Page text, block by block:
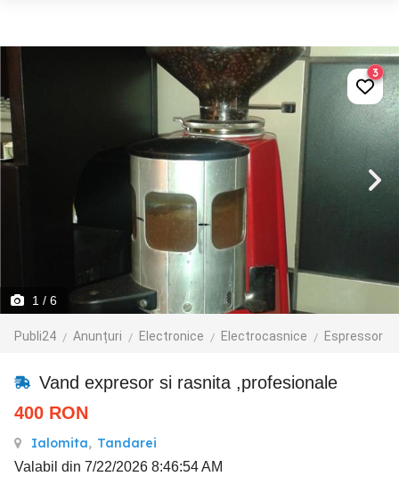
1 / 6
Publi24 Anunțuri Electronice Electrocasnice Espressor
3
Vand expresor si rasnita ,profesionale
400 RON
Ialomita, Tandarei
Valabil din 7/22/2026 8:46:54 AM